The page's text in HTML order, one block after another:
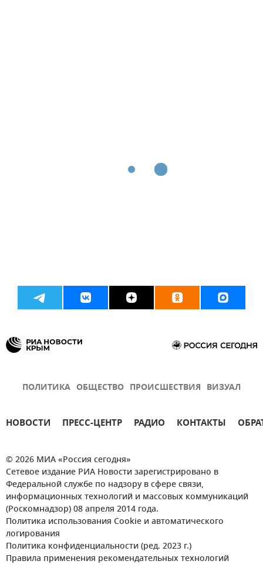
ПОЛИТИКА ОБЩЕСТВО ПРОИСШЕСТВИЯ ВИЗУАЛ
НОВОСТИ ПРЕСС-ЦЕНТР РАДИО КОНТАКТЫ
© 2026 МИА «Россия сегодня»
Сетевое издание РИА Новости зарегистрировано в
Федеральной службе по надзору в сфере связи,
информационных технологий и массовых коммуникаций
(Роскомнадзор) 08 апреля 2014 года.
Политика использования Cookie и автоматического
логирования
Политика конфиденциальности (ред. 2023 г.)
Правила применения рекомендательных технологий